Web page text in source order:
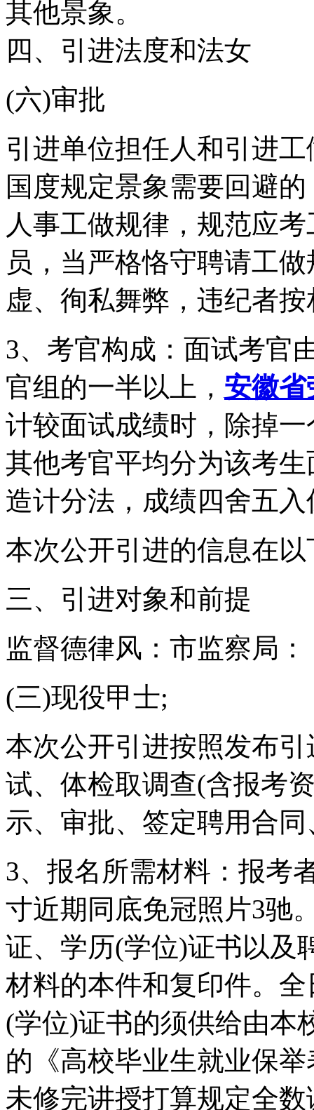
其他景象。
四、引进法度和法女
(六)审批
引进单位担任人和引进
国度规定景象需要回避
人事工做规律，规范应
员，当严格恪守聘请工
虚、徇私舞弊，违纪者
3、考官构成：面试考官
官组的一半以上， 安徽
计较面试成绩时，除掉
其他考官平均分为该考
造计分法，成绩四舍五
本次公开引进的信息在
三、引进对象和前提
监督德律风：市监察局：
(三)现役甲士;
本次公开引进按照发布
试、体检取调查(含报考
示、审批、签定聘用合
3、报名所需材料：报考
寸近期同底免冠照片3驰
证、学历(学位)证书以及
材料的本件和复印件。
(学位)证书的须供给由本
的《高校毕业生就业保
未修完讲授打算规定全